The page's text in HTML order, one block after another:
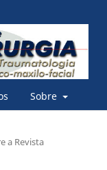
Sobre
a Revista